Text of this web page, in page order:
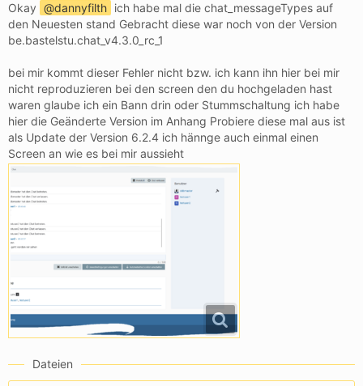
Okay dannyfilth ich habe mal die chat_messageTypes auf
den Neuesten stand Gebracht diese war noch von der Version
be.bastelstu.chat_v4.3.0_rc_1
bei mir kommt dieser Fehler nicht bzw. ich kann ihn hier bei mir
nicht reproduzieren bei den screen den du hochgeladen hast
waren glaube ich ein Bann drin oder Stummschaltung ich habe
hier die Geänderte Version im Anhang Probiere diese mal aus ist
als Update der Version 6.2.4 ich hännge auch einmal einen
Screen an wie es bei mir aussieht
Dateien